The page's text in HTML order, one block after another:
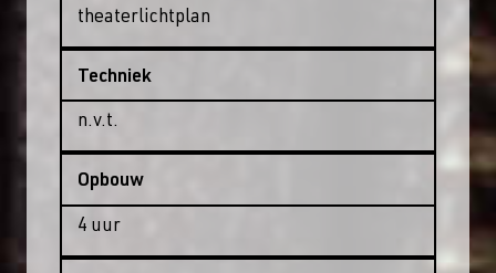
theaterlichtplan
Techniek
n.v.t.
Opbouw
4 uur